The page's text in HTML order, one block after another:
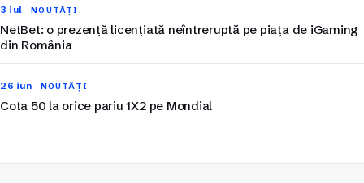
3 iul NOUTĂȚI
NetBet: o prezență licențiată neîntreruptă pe piața de iGaming
din România
26 iun NOUTĂȚI
Cota 50 la orice pariu 1X2 pe Mondial